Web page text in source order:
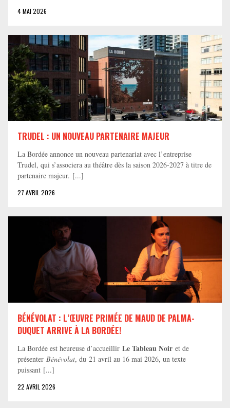
4 MAI 2026
TRUDEL : UN NOUVEAU PARTENAIRE MAJEUR
La Bordée annonce un nouveau partenariat avec l’entreprise
Trudel, qui s’associera au théâtre dès la saison 2026-2027 à titre de
partenaire majeur. [...]
27 AVRIL 2026
BÉNÉVOLAT : L’ŒUVRE PRIMÉE DE MAUD DE PALMA-
DUQUET ARRIVE À LA BORDÉE!
La Bordée est heureuse d’accueillir Le Tableau Noir et de
présenter Bénévolat, du 21 avril au 16 mai 2026, un texte
puissant [...]
22 AVRIL 2026